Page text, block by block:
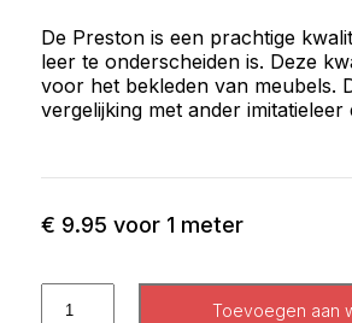
De Preston is een prachtige
leer te onderscheiden is. Deze
voor het bekleden van meubels.
vergelijking met ander
€ 9.95 voor 1 meter
Toevoegen aan